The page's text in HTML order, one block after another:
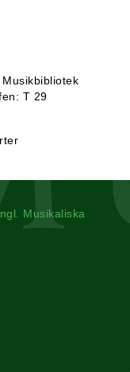
T 29
Musikaliska